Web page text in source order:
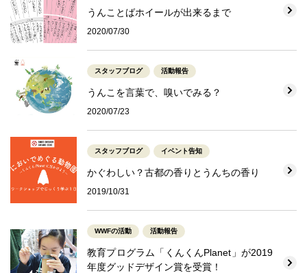
うんことばホイールが出来るまで
2020/07/30
スタッフブログ 活動報告
うんこを言葉で、嗅いでみる？
2020/07/23
スタッフブログ イベント告知
かぐわしい？古都の香りとうんちの香り
2019/10/31
WWFの活動 活動報告
教育プログラム「くんくんPlanet」が2019
年度グッドデザイン賞を受賞！